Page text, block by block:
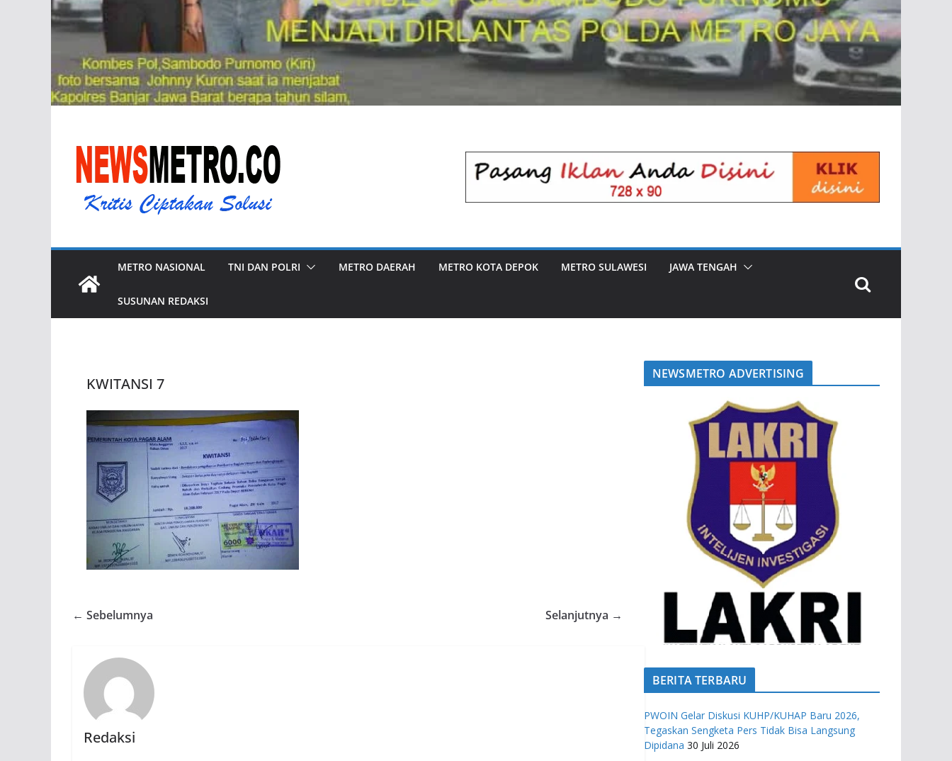
METRO NASIONAL TNI DAN POLRI METRO DAERAH METRO KOTA DEPOK METRO SULAWESI JAWA TENGAH
SUSUNAN REDAKSI
KWITANSI 7
← Sebelumnya Selanjutnya →
Redaksi
NEWSMETRO ADVERTISING
BERITA TERBARU
PWOIN Gelar Diskusi KUHP/KUHAP Baru 2026,
Tegaskan Sengketa Pers Tidak Bisa Langsung
Dipidana 30 Juli 2026